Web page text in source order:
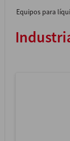
Equipos para